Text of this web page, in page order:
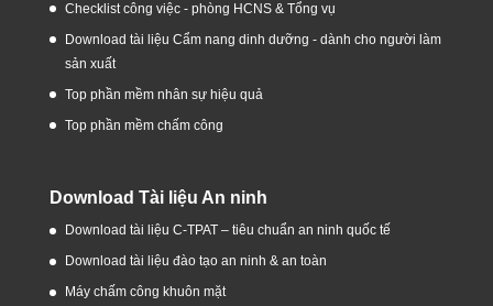
Checklist công việc - phòng HCNS & Tổng vụ
Download tài liệu Cẩm nang dinh dưỡng - dành cho người làm
sản xuất
Top phần mềm nhân sự hiệu quả
Top phần mềm chấm công
Download Tài liệu An ninh
Download tài liệu C-TPAT – tiêu chuẩn an ninh quốc tế
Download tài liệu đào tạo an ninh & an toàn
Máy chấm công khuôn mặt